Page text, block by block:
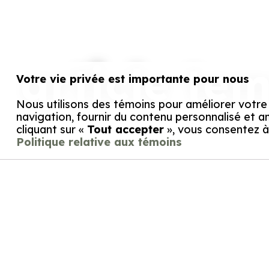
article
Votre vie privée est importante pour nous
Nous utilisons des témoins pour améliorer
navigation, fournir du contenu personnalisé et
cliquant sur « Tout accepter », vous consentez
Politique relative aux témoins